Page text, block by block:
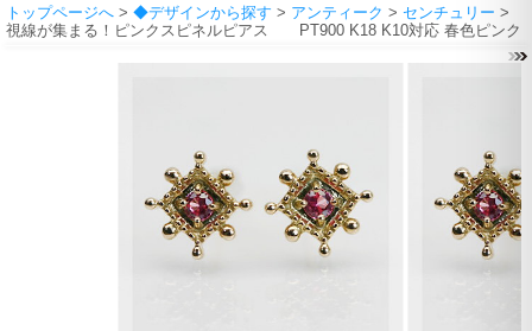
トップページへ > ◆デザインから探す > アンティーク > センチュリー >
視線が集まる！ピンクスピネルピアス PT900 K18 K10対応 春色ピンク